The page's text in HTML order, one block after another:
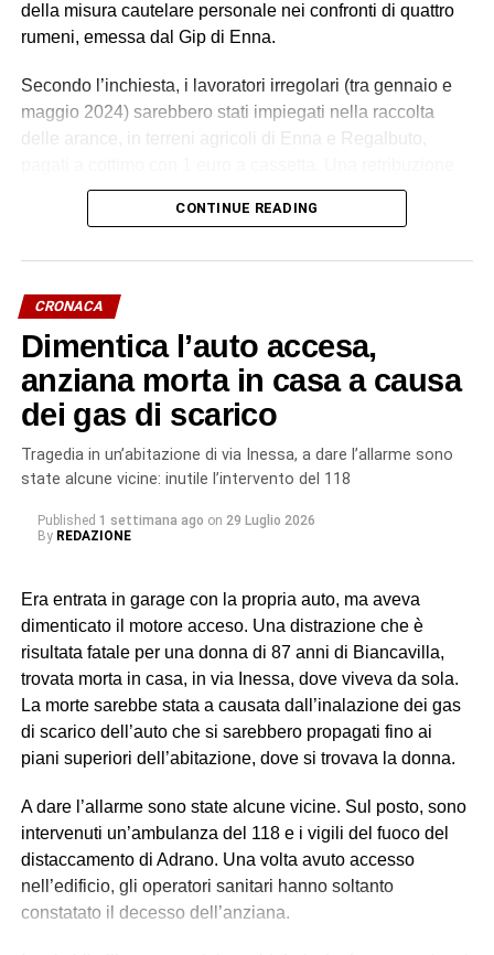
della misura cautelare personale nei confronti di quattro
rumeni, emessa dal Gip di Enna.
Secondo l’inchiesta, i lavoratori irregolari (tra gennaio e
maggio 2024) sarebbero stati impiegati nella raccolta
delle arance, in terreni agricoli di Enna e Regalbuto,
palesemente difforme e sproporzionata rispetto ai minimi
contrattuali. Un impegno di circa 70 ore settimanali, senza
a lavorare e ad accettare le condizioni imposte dietro
violenza e minacce.
L’indagine è scaturita dalla denuncia di quattro cittadini
marocchini dipendenti da uno pseudo imprenditore
rumeno, sostenuti dall’associazione Penelope, sulle cui
dichiarazioni hanno avuto origine gli accertamenti a
riscontro da parte dei militari del Nucleo Carabinieri
lavoro “di fatto”. Gli altri tre (destinatari dell’obbligo di
presentazione alla polizia giudiziaria) eseguivano gli
ordini e svolgevano funzioni di controllo sul campo,
vigilando sull’attività dei lavoratori, imponendo ritmi e
carichi sproporzionati con “modalità intimidatorie”. Erano
loro a gestire anche l’alloggio fatiscente (privo di luce e
acqua) imposto ai lavoratori, trattenendone le somme
allontanarli se non avessero accettato tali condizioni,
contribuendo così a mantenere le condizioni di
sfruttamento e dipendenza economica e abitativa.
© RIPRODUZIONE RISERVATA
CONTINUE READING
CRONACA
Dimentica l’auto accesa,
anziana morta in casa a causa
dei gas di scarico
Tragedia in un’abitazione di via Inessa, a dare l’allarme sono
state alcune vicine: inutile l’intervento del 118
Published 1 settimana ago on 29 Luglio 2026
By REDAZIONE
Era entrata in garage con la propria auto, ma aveva
dimenticato il motore acceso. Una distrazione che è
risultata fatale per una donna di 87 anni di Biancavilla,
trovata morta in casa, in via Inessa, dove viveva da sola.
La morte sarebbe stata a causata dall’inalazione dei gas
di scarico dell’auto che si sarebbero propagati fino ai
piani superiori dell’abitazione, dove si trovava la donna.
A dare l’allarme sono state alcune vicine. Sul posto, sono
intervenuti un’ambulanza del 118 e i vigili del fuoco del
distaccamento di Adrano. Una volta avuto accesso
nell’edificio, gli operatori sanitari hanno soltanto
constatato il decesso dell’anziana.